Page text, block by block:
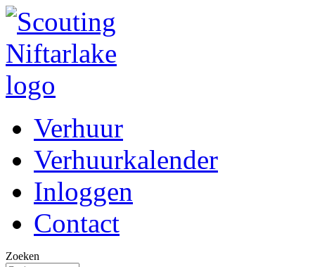
Verhuur
Verhuurkalender
Inloggen
Contact
Zoeken